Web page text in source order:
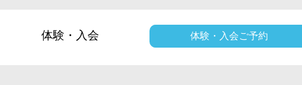
体験・入会 体験・入会ご予約